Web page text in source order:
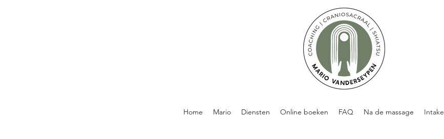
Home Mario Diensten Online boeken FAQ Na de massage Intake